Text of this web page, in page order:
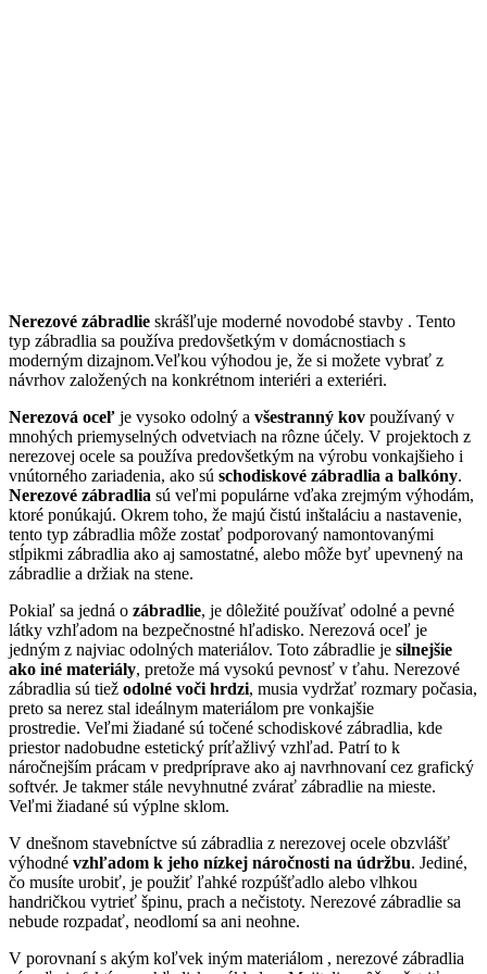
Nerezové zábradlie skrášľuje moderné novodobé stavby . Tento
typ zábradlia sa používa predovšetkým v domácnostiach s
moderným dizajnom.Veľkou výhodou je, že si možete vybrať z
návrhov založených na konkrétnom interiéri a exteriéri.
Nerezová oceľ je vysoko odolný a všestranný kov používaný v
mnohých priemyselných odvetviach na rôzne účely. V projektoch z
nerezovej ocele sa používa predovšetkým na výrobu vonkajšieho i
vnútorného zariadenia, ako sú schodiskové zábradlia a balkóny.
Nerezové zábradlia sú veľmi populárne vďaka zrejmým výhodám,
ktoré ponúkajú. Okrem toho, že majú čistú inštaláciu a nastavenie,
tento typ zábradlia môže zostať podporovaný namontovanými
stĺpikmi zábradlia ako aj samostatné, alebo môže byť upevnený na
zábradlie a držiak na stene.
Pokiaľ sa jedná o zábradlie, je dôležité používať odolné a pevné
látky vzhľadom na bezpečnostné hľadisko. Nerezová oceľ je
jedným z najviac odolných materiálov. Toto zábradlie je silnejšie
ako iné materiály, pretože má vysokú pevnosť v ťahu. Nerezové
zábradlia sú tiež odolné voči hrdzi, musia vydržať rozmary počasia,
preto sa nerez stal ideálnym materiálom pre vonkajšie
prostredie. Veľmi žiadané sú točené schodiskové zábradlia, kde
priestor nadobudne estetický príťažlivý vzhľad. Patrí to k
náročnejším prácam v predpríprave ako aj navrhnovaní cez grafický
softvér. Je takmer stále nevyhnutné zvárať zábradlie na mieste.
Veľmi žiadané sú výplne sklom.
V dnešnom stavebníctve sú zábradlia z nerezovej ocele obzvlášť
výhodné vzhľadom k jeho nízkej náročnosti na údržbu. Jediné,
čo musíte urobiť, je použiť ľahké rozpúšťadlo alebo vlhkou
handričkou vytrieť špinu, prach a nečistoty. Nerezové zábradlie sa
nebude rozpadať, neodlomí sa ani neohne.
V porovnaní s akým koľvek iným materiálom , nerezové zábradlia